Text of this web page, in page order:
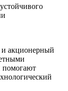
и акционерный
помогают